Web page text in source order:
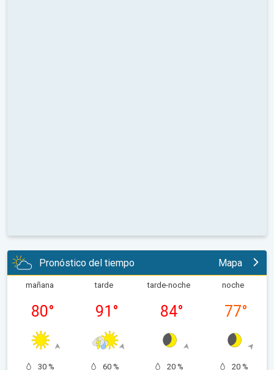
Pronóstico del tiempo Mapa
mañana
80°
30 %
tarde
91 °
60 %
tarde-noche
84°
20 %
noche
77°
20 %